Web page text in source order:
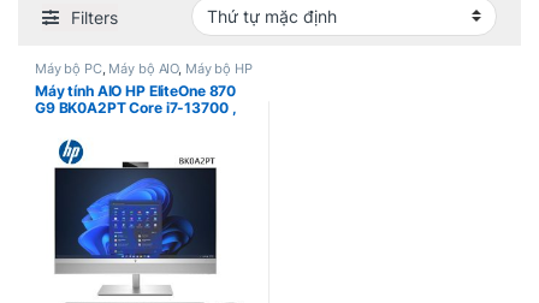
Filters
Máy bộ PC, Máy bộ AIO, Máy bộ HP
Máy tính AIO HP EliteOne 870
G9 BK0A2PT Core i7-13700 ,
UHD Graphics , 27″ QHD 2K ,
Win 11 Pro – Silver